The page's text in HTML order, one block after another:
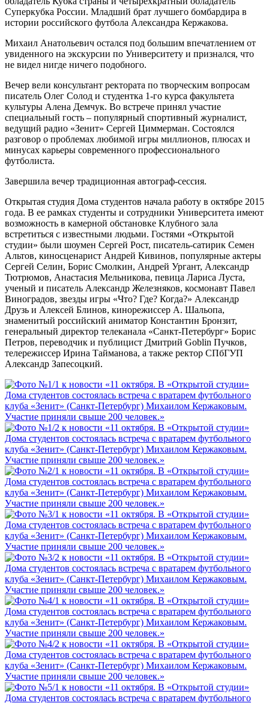
Суперкубка России. Младший брат лучшего бомбардира в
истории российского футбола Александра Кержакова.
Михаил Анатольевич остался под большим впечатлением от
увиденного на экскурсии по Университету и признался, что
не видел нигде ничего подобного.
Вечер вели консультант ректората по творческим вопросам
писатель Олег Солод и студентка 1-го курса факультета
культуры Алена Демчук. Во встрече принял участие
специальный гость – популярный спортивный журналист,
ведущий радио «Зенит» Сергей Циммерман. Состоялся
разговор о проблемах любимой игры миллионов, плюсах и
минусах карьеры современного профессионального
футболиста.
Завершила вечер традиционная автограф-сессия.
Открытая студия Дома студентов начала работу в октябре 2015
года. В ее рамках студенты и сотрудники Университета имеют
возможность в камерной обстановке Клубного зала
встретиться с известными людьми. Гостями «Открытой
студии» были шоумен Сергей Рост, писатель-сатирик Семен
Альтов, киносценарист Андрей Кивинов, популярные актеры
Сергей Селин, Борис Смолкин, Андрей Ургант, Александр
Тютрюмов, Анастасия Мельникова, певица Лариса Луста,
ученый и писатель Александр Железняков, космонавт Павел
Виноградов, звезды игры «Что? Где? Когда?» Александр
Друзь и Алексей Блинов, кинорежиссер А. Шальопа,
знаменитый российский аниматор Константин Бронзит,
генеральный директор телеканала «Санкт-Петербург» Борис
Петров, переводчик и публицист Дмитрий Goblin Пучков,
телережиссер Ирина Тайманова, а также ректор СПбГУП
Александр Запесоцкий.